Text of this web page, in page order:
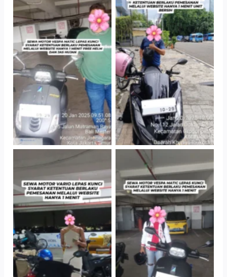
TNo Caption TNo Caption
TNo Caption TNo Caption